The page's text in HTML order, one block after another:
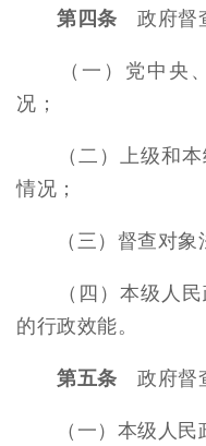
第四条 政府督
（一）党中央、
况；
（二）上级和本
情况；
（三）督查对象
（四）本级人民
的行政效能。
第五条 政府督
（一）本级人民